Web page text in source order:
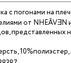
с погонами на
от NHEÂVƎN
представленных